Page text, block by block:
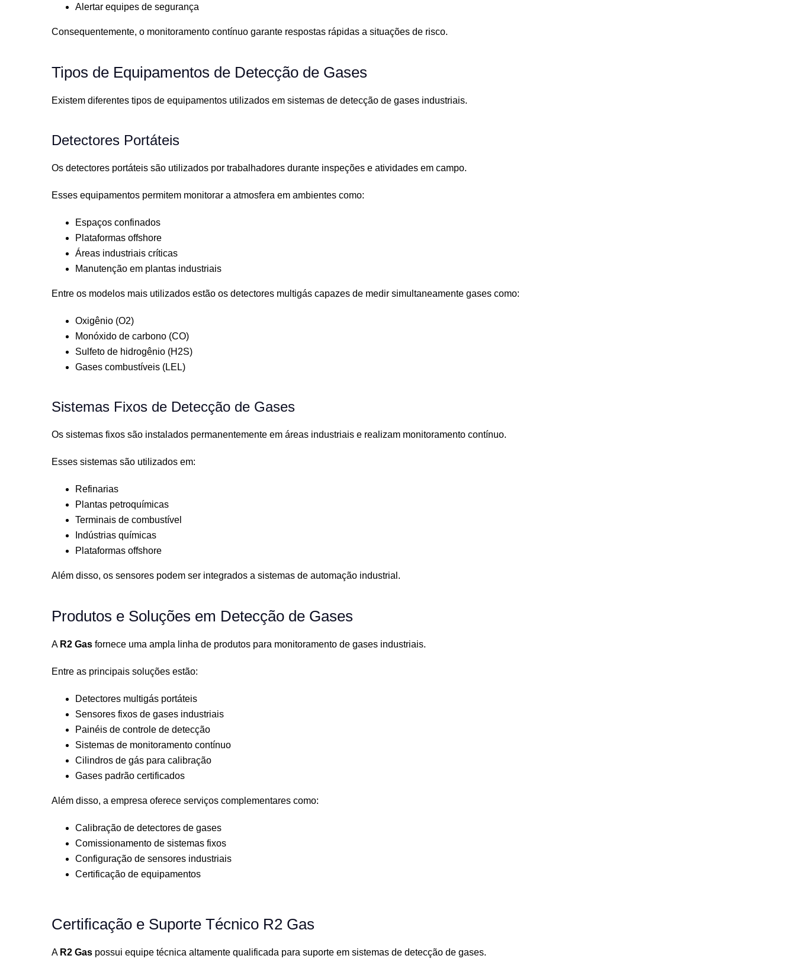
Alertar equipes de segurança
Consequentemente, o monitoramento contínuo garante respostas rápidas a situações de risco.
Tipos de Equipamentos de Detecção de Gases
Existem diferentes tipos de equipamentos utilizados em sistemas de detecção de gases industriais.
Detectores Portáteis
Os detectores portáteis são utilizados por trabalhadores durante inspeções e atividades em campo.
Esses equipamentos permitem monitorar a atmosfera em ambientes como:
Espaços confinados
Plataformas offshore
Áreas industriais críticas
Manutenção em plantas industriais
Entre os modelos mais utilizados estão os detectores multigás capazes de medir simultaneamente gases como:
Oxigênio (O2)
Monóxido de carbono (CO)
Sulfeto de hidrogênio (H2S)
Gases combustíveis (LEL)
Sistemas Fixos de Detecção de Gases
Os sistemas fixos são instalados permanentemente em áreas industriais e realizam monitoramento contínuo.
Esses sistemas são utilizados em:
Refinarias
Plantas petroquímicas
Terminais de combustível
Indústrias químicas
Plataformas offshore
Além disso, os sensores podem ser integrados a sistemas de automação industrial.
Produtos e Soluções em Detecção de Gases
A R2 Gas fornece uma ampla linha de produtos para monitoramento de gases industriais.
Entre as principais soluções estão:
Detectores multigás portáteis
Sensores fixos de gases industriais
Painéis de controle de detecção
Sistemas de monitoramento contínuo
Cilindros de gás para calibração
Gases padrão certificados
Além disso, a empresa oferece serviços complementares como:
Calibração de detectores de gases
Comissionamento de sistemas fixos
Configuração de sensores industriais
Certificação de equipamentos
Certificação e Suporte Técnico R2 Gas
A R2 Gas possui equipe técnica altamente qualificada para suporte em sistemas de detecção de gases.